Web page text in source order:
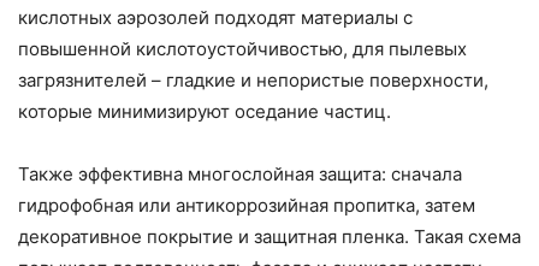
кислотных аэрозолей подходят материалы с
повышенной кислотоустойчивостью, для пылевых
загрязнителей – гладкие и непористые поверхности,
которые минимизируют оседание частиц.
Также эффективна многослойная защита: сначала
гидрофобная или антикоррозийная пропитка, затем
декоративное покрытие и защитная пленка. Такая схема